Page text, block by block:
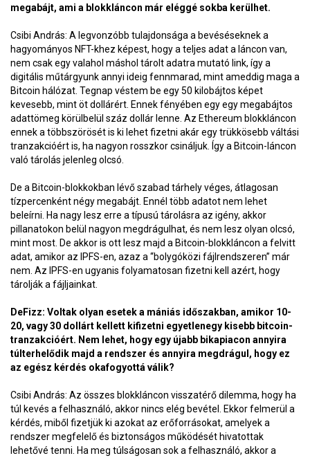
megabájt, ami a blokkláncon már eléggé sokba kerülhet.
Csibi András: A legvonzóbb tulajdonsága a bevéséseknek a
hagyományos NFT-khez képest, hogy a teljes adat a láncon van,
nem csak egy valahol máshol tárolt adatra mutató link, így a
digitális műtárgyunk annyi ideig fennmarad, mint ameddig maga a
Bitcoin hálózat. Tegnap véstem be egy 50 kilobájtos képet
kevesebb, mint öt dollárért. Ennek fényében egy egy megabájtos
adattömeg körülbelül száz dollár lenne. Az Ethereum blokkláncon
ennek a többszörösét is ki lehet fizetni akár egy trükkösebb váltási
tranzakcióért is, ha nagyon rosszkor csináljuk. Így a Bitcoin-láncon
való tárolás jelenleg olcsó.
De a Bitcoin-blokkokban lévő szabad tárhely véges, átlagosan
tízpercenként négy megabájt. Ennél több adatot nem lehet
beleírni. Ha nagy lesz erre a típusú tárolásra az igény, akkor
pillanatokon belül nagyon megdrágulhat, és nem lesz olyan olcsó,
mint most. De akkor is ott lesz majd a Bitcoin-blokkláncon a felvitt
adat, amikor az IPFS-en, azaz a “bolygóközi fájlrendszeren” már
nem. Az IPFS-en ugyanis folyamatosan fizetni kell azért, hogy
tárolják a fájljainkat.
DeFizz: Voltak olyan esetek a mániás időszakban, amikor 10-
20, vagy 30 dollárt kellett kifizetni egyetlenegy kisebb bitcoin-
tranzakcióért. Nem lehet, hogy egy újabb bikapiacon annyira
túlterhelődik majd a rendszer és annyira megdrágul, hogy ez
az egész kérdés okafogyottá válik?
Csibi András: Az összes blokkláncon visszatérő dilemma, hogy ha
túl kevés a felhasználó, akkor nincs elég bevétel. Ekkor felmerül a
kérdés, miből fizetjük ki azokat az erőforrásokat, amelyek a
rendszer megfelelő és biztonságos működését hivatottak
lehetővé tenni. Ha meg túlságosan sok a felhasználó, akkor a